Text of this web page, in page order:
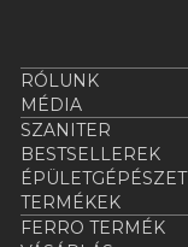
RÓLUNK
MÉDIA
SZANITER
BESTSELLEREK
ÉPÜLETGÉPÉSZET
TERMÉKEK
FERRO TERMÉK